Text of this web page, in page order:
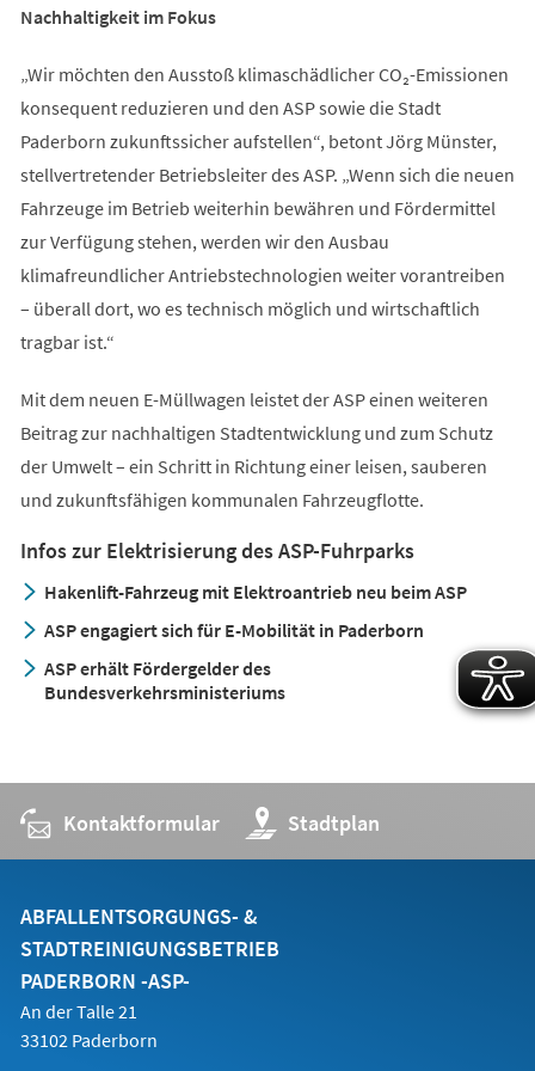
Nachhaltigkeit im Fokus
„Wir möchten den Ausstoß klimaschädlicher CO₂-Emissionen
konsequent reduzieren und den ASP sowie die Stadt
Paderborn zukunftssicher aufstellen“, betont Jörg Münster,
stellvertretender Betriebsleiter des ASP. „Wenn sich die neuen
Fahrzeuge im Betrieb weiterhin bewähren und Fördermittel
zur Verfügung stehen, werden wir den Ausbau
klimafreundlicher Antriebstechnologien weiter vorantreiben
– überall dort, wo es technisch möglich und wirtschaftlich
tragbar ist.“
Mit dem neuen E-Müllwagen leistet der ASP einen weiteren
Beitrag zur nachhaltigen Stadtentwicklung und zum Schutz
der Umwelt – ein Schritt in Richtung einer leisen, sauberen
und zukunftsfähigen kommunalen Fahrzeugflotte.
Infos zur Elektrisierung des ASP-Fuhrparks
Hakenlift-Fahrzeug mit Elektroantrieb neu beim ASP
ASP engagiert sich für E-Mobilität in Paderborn
ASP erhält Fördergelder des
Bundesverkehrsministeriums
Kontaktformular Stadtplan
(Öffnet
in
einem
Tab)
ABFALLENTSORGUNGS- &
STADTREINIGUNGSBETRIEB
PADERBORN -ASP-
An der Talle 21
33102 Paderborn